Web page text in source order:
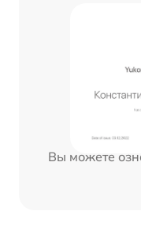
Вы можете